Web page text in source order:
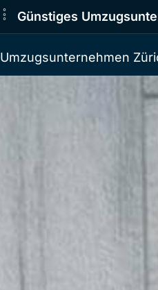
Günstiges
Umzugsunternehmen